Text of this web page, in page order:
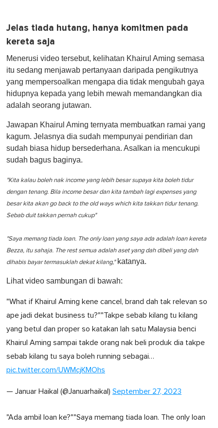
Jelas tiada hutang, hanya komitmen pada
kereta saja
Menerusi video tersebut, kelihatan Khairul Aming semasa
itu sedang menjawab pertanyaan daripada pengikutnya
yang mempersoalkan mengapa dia tidak mengubah gaya
hidupnya kepada yang lebih mewah memandangkan dia
adalah seorang jutawan.
Jawapan Khairul Aming ternyata membuatkan ramai yang
kagum. Jelasnya dia sudah mempunyai pendirian dan
sudah biasa hidup bersederhana. Asalkan ia mencukupi
sudah bagus baginya.
"Kita kalau boleh nak income yang lebih besar supaya kita boleh tidur
dengan tenang. Bila income besar dan kita tambah lagi expenses yang
besar kita akan go back to the old ways which kita takkan tidur tenang.
Sebab duit takkan pernah cukup"
"Saya memang tiada loan. The only loan yang saya ada adalah loan kereta
Bezza, itu sahaja. The rest semua adalah aset yang dah dibeli yang dah
dihabis bayar termasuklah dekat kilang,"katanya.
Lihat video sambungan di bawah:
"What if Khairul Aming kene cancel, brand dah tak relevan so
ape jadi dekat business tu?""Takpe sebab kilang tu kilang
yang betul dan proper so katakan lah satu Malaysia benci
Khairul Aming sampai takde orang nak beli produk dia takpe
sebab kilang tu saya boleh running sebagai…
pic.twitter.com/UWMcjKMOhs
— Januar Haikal (@Januarhaikal) September 27, 2023
"Ada ambil loan ke?""Saya memang tiada loan. The only loan